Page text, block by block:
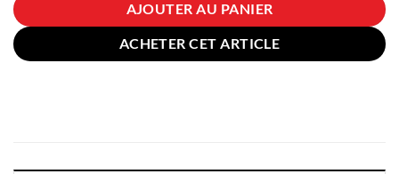
AJOUTER AU PANIER
ACHETER CET ARTICLE